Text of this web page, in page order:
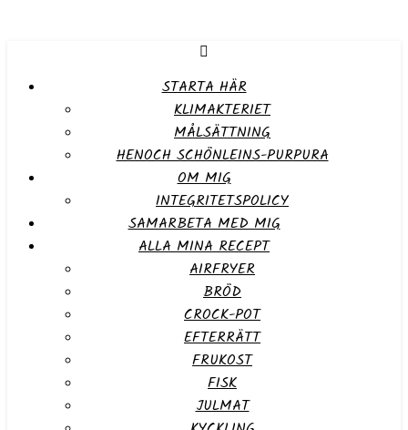
STARTA HÄR
KLIMAKTERIET
MÅLSÄTTNING
HENOCH SCHÖNLEINS-PURPURA
OM MIG
INTEGRITETSPOLICY
SAMARBETA MED MIG
ALLA MINA RECEPT
AIRFRYER
BRÖD
CROCK-POT
EFTERRÄTT
FRUKOST
FISK
JULMAT